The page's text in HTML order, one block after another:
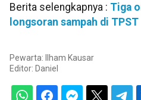
Berita selengkapnya : Tiga
longsoran sampah di
Pewarta: Ilham Kausar
Editor: Daniel